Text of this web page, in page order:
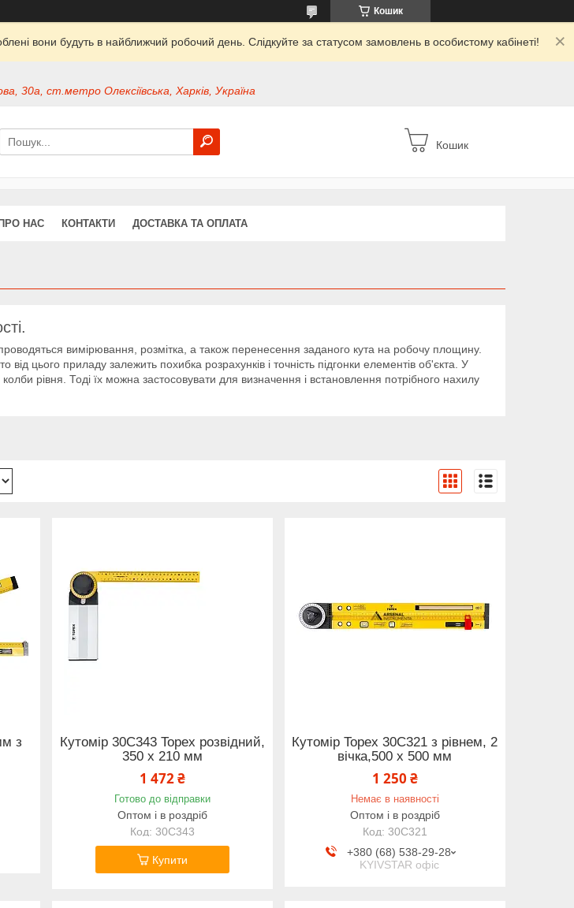
Кошик
вони будуть в найближчий робочий день. Слідкуйте за статусом замовлень в особистому кабінеті!
30а, ст.метро Олексіївська, Харків, Україна
Кошик
ПРО НАС КОНТАКТИ ДОСТАВКА ТА ОПЛАТА
вимірювання, розмітка, а також перенесення заданого кута на робочу площину.
цього приладу залежить похибка розрахунків і точність підгонки елементів об'єкта. У
рівня. Тоді їх можна застосовувати для визначення і встановлення потрібного нахилу
з
Кутомір 30C343 Topex розвідний,
350 x 210 мм
1 472 ₴
Готово до відправки
Оптом і в роздріб
30C343
Купити
Кутомір Topex 30C321 з рівнем, 2
вічка,500 x 500 мм
1 250 ₴
Немає в наявності
Оптом і в роздріб
30C321
+380 (68) 538-29-28
KYIVSTAR офіс